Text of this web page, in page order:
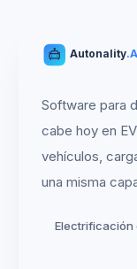
Autonality.AI
Software para
cabe hoy en
vehículos,
una misma
Electrificación